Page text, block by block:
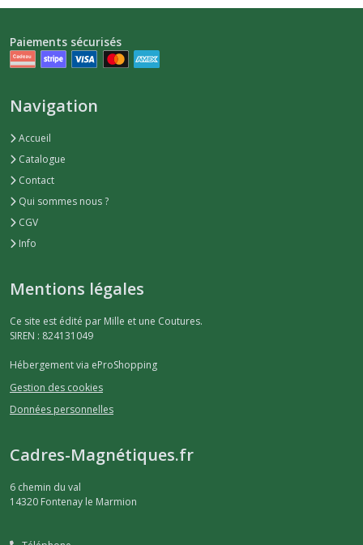
Paiements sécurisés
Navigation
Accueil
Catalogue
Contact
Qui sommes nous ?
CGV
Info
Mentions légales
Ce site est édité par Mille et une Coutures.
SIREN : 824131049
Hébergement via eProShopping
Gestion des cookies
Données personnelles
Cadres-Magnétiques.fr
6 chemin du val
14320 Fontenay le Marmion